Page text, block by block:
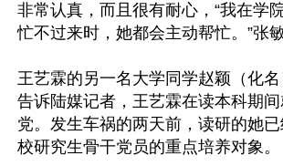
非常认真，而且很有耐心，“我在学
忙不过来时，她都会主动帮忙。”张敏
王艺霖的另一名大学同学赵颖（化
告诉陆媒记者，王艺霖在读本科期
党。发生车祸的两天前，读研的她
校研究生骨干党员的重点培养对象。